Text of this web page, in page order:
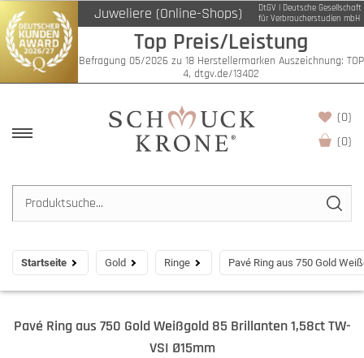
Juweliere (Online-Shops)
DtGV | Deutsche Gesellschaft
für Verbraucherstudien mbH
Top Preis/Leistung
Befragung 05/2026 zu 18 Herstellermarken Auszeichnung: TOP
4, dtgv.de/13402
(0)
(0)
Startseite Gold Ringe Pavé Ring aus 750 Gold
Pavé Ring aus 750 Gold Weißgold 85 Brillanten 1,58ct TW-
VSI Ø15mm